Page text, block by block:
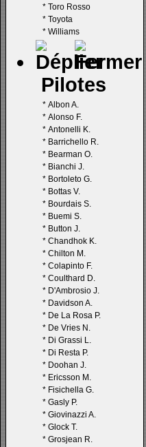
* Toro Rosso
* Toyota
* Williams
Pilotes
* Albon A.
* Alonso F.
* Antonelli K.
* Barrichello R.
* Bearman O.
* Bianchi J.
* Bortoleto G.
* Bottas V.
* Bourdais S.
* Buemi S.
* Button J.
* Chandhok K.
* Chilton M.
* Colapinto F.
* Coulthard D.
* D'Ambrosio J.
* Davidson A.
* De La Rosa P.
* De Vries N.
* Di Grassi L.
* Di Resta P.
* Doohan J.
* Ericsson M.
* Fisichella G.
* Gasly P.
* Giovinazzi A.
* Glock T.
* Grosjean R.